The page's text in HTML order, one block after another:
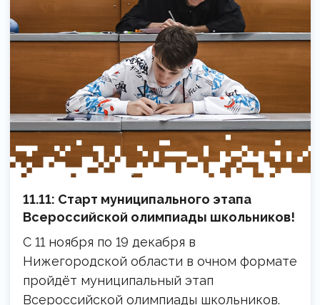
11.11: Старт муниципального этапа
Всероссийской олимпиады школьников!
С 11 ноября по 19 декабря в
Нижегородской области в очном формате
пройдёт муниципальный этап
Всероссийской олимпиады школьников.